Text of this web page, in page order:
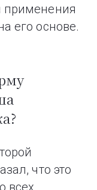
применения
его основе.
что это